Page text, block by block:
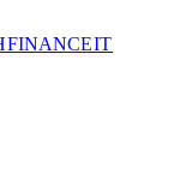
FINANCE​​IT​​